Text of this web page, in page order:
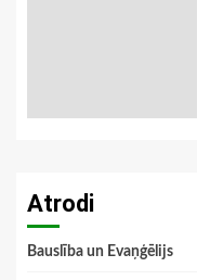
Atrodi
Bauslība un Evaņģēlijs